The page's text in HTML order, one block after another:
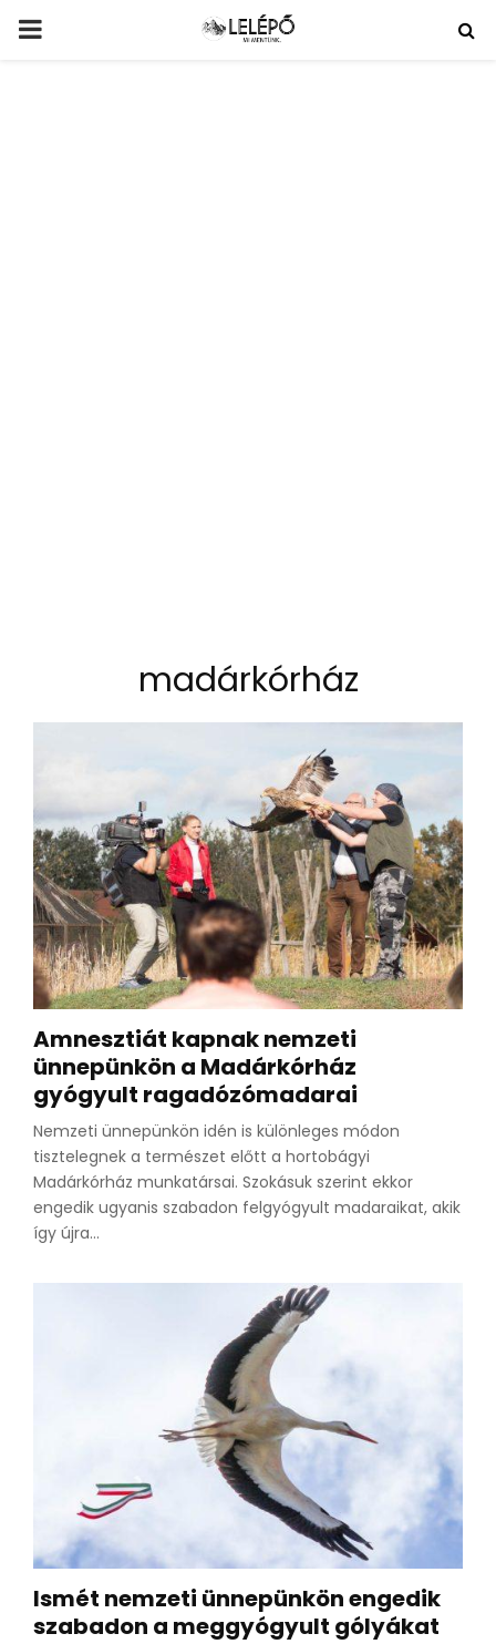
PRIMARY
madárkórház
Amnesztiát kapnak nemzeti
ünnepünkön a Madárkórház
gyógyult ragadózómadarai
Nemzeti ünnepünkön idén is különleges módon
tisztelegnek a természet előtt a hortobágyi
Madárkórház munkatársai. Szokásuk szerint ekkor
engedik ugyanis szabadon felgyógyult madaraikat, akik
így újra...
Ismét nemzeti ünnepünkön engedik
szabadon a meggyógyult gólyákat